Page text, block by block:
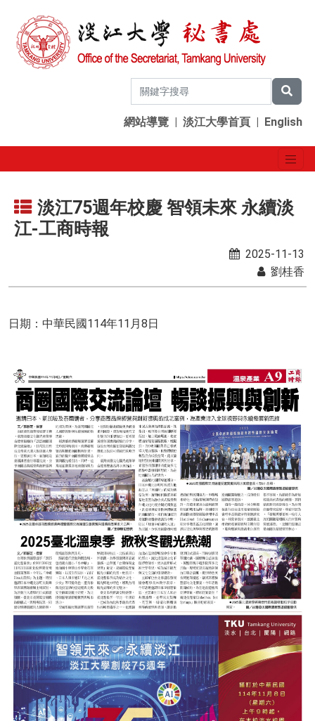
網站導覽 | 淡江大學首頁 | English
淡江75週年校慶 智領未來 永續淡
江-工商時報
2025-11-13
劉桂香
日期：中華民國114年11月8日